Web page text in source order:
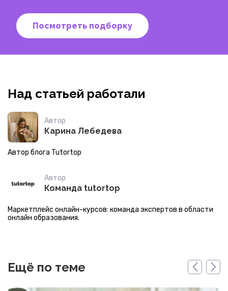
Посмотреть подборку
Над статьей работали
Автор
Карина Лебедева
Автор блога Tutortop
Автор
Команда tutortop
Маркетплейс онлайн-курсов: команда экспертов в области
онлайн образования.
Ещё по теме